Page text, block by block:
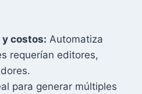
costos: Automatiza
requerían editores,
para generar múltiples